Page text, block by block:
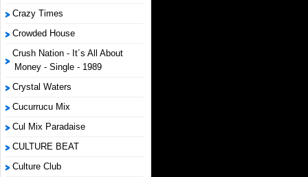
Crazy Times
Crowded House
Crush Nation - It´s All About
Money - Single - 1989
Crystal Waters
Cucurrucu Mix
Cul Mix Paradaise
CULTURE BEAT
Culture Club